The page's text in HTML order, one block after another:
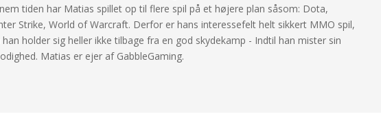
tiden har Matias spillet op til flere spil på et højere plan såsom: Dota,
Strike, World of Warcraft. Derfor er hans interessefelt helt sikkert MMO spil,
holder sig heller ikke tilbage fra en god skydekamp - Indtil han mister sin
Matias er ejer af GabbleGaming.